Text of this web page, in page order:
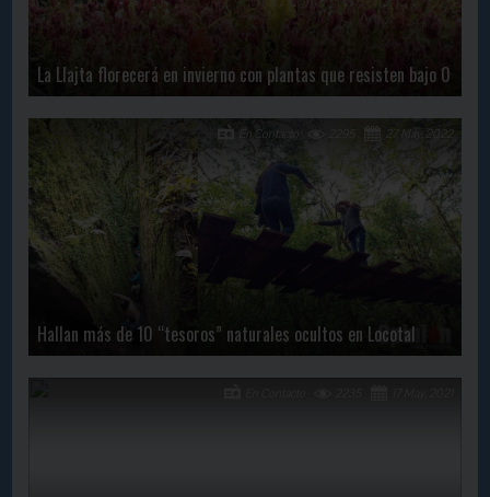
La Llajta florecerá en invierno con plantas que resisten bajo 0
Hallan más de 10 “tesoros” naturales ocultos en Locotal
27 May, 2022
En Contacto